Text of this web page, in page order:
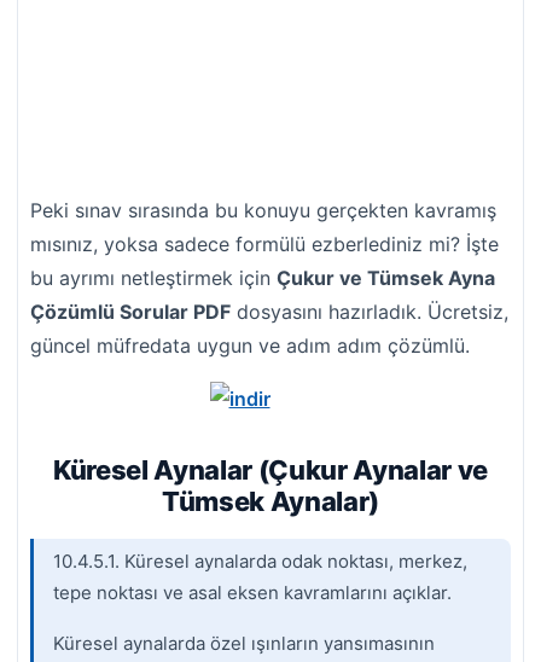
Peki sınav sırasında bu konuyu gerçekten kavramış
mısınız, yoksa sadece formülü ezberlediniz mi? İşte
bu ayrımı netleştirmek için Çukur ve Tümsek Ayna
Çözümlü Sorular PDF dosyasını hazırladık. Ücretsiz,
güncel müfredata uygun ve adım adım çözümlü.
Küresel Aynalar (Çukur Aynalar ve
Tümsek Aynalar)
10.4.5.1. Küresel aynalarda odak noktası, merkez,
tepe noktası ve asal eksen kavramlarını açıklar.
Küresel aynalarda özel ışınların yansımasının